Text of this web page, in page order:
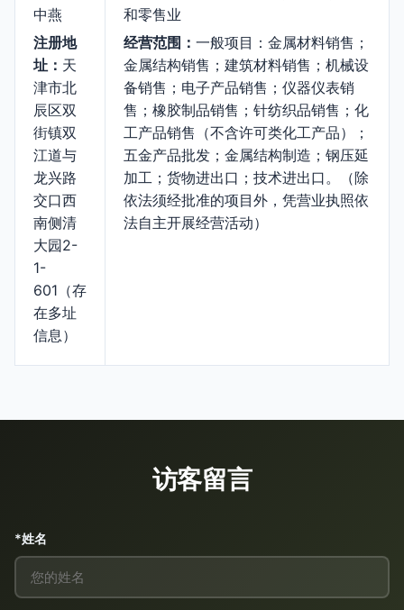
中燕
注册地
址： 天
津市北
辰区双
街镇双
江道与
龙兴路
交口西
南侧清
大园2-
1-
601（存
在多址
信息）
和零售业
经营范围： 一般项目：金属材料销售；
金属结构销售；建筑材料销售；机械设
备销售；电子产品销售；仪器仪表销
售；橡胶制品销售；针纺织品销售；化
工产品销售（不含许可类化工产品）；
五金产品批发；金属结构制造；钢压延
加工；货物进出口；技术进出口。（除
依法须经批准的项目外，凭营业执照依
法自主开展经营活动）
访客留言
*姓名